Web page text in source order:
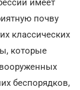
имеет
почву
классических
которые
беспорядков,